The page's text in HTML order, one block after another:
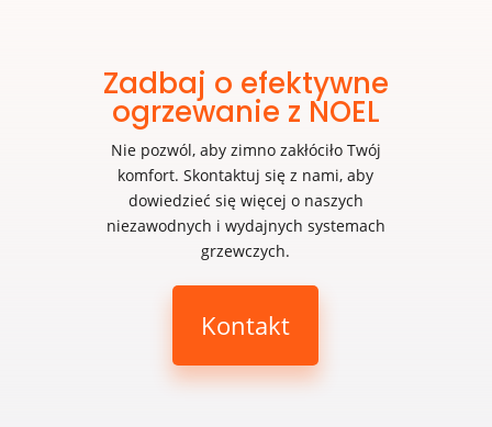
Zadbaj o efektywne
ogrzewanie z NOEL
Nie pozwól, aby zimno zakłóciło Twój
komfort. Skontaktuj się z nami, aby
dowiedzieć się więcej o naszych
niezawodnych i wydajnych systemach
grzewczych.
Kontakt